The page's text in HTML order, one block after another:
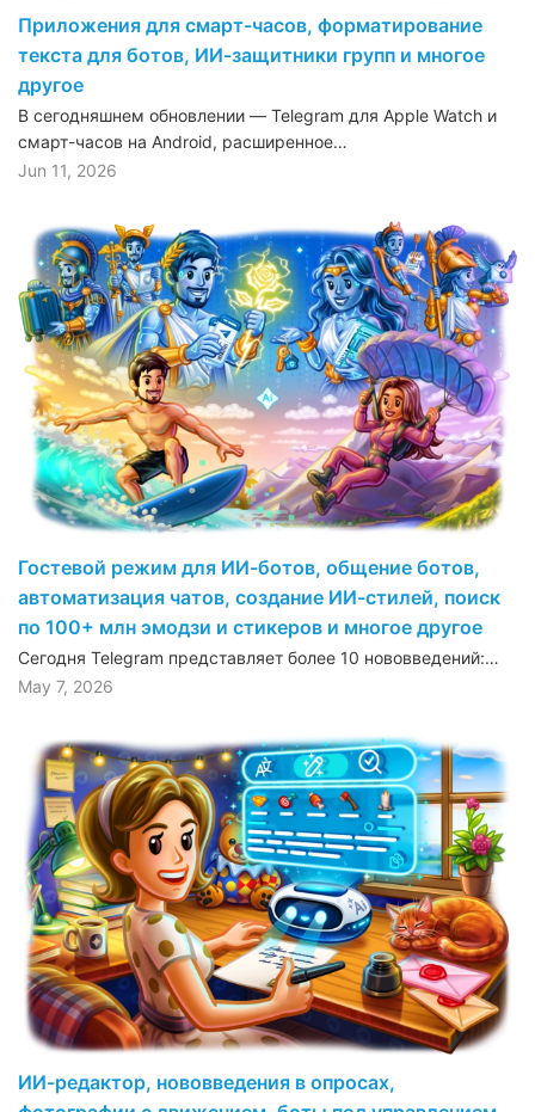
Приложения для смарт-часов, форматирование
текста для ботов, ИИ-защитники групп и многое
другое
В сегодняшнем обновлении — Telegram для Apple Watch и
смарт-часов на Android, расширенное…
Jun 11, 2026
Гостевой режим для ИИ-ботов, общение ботов,
автоматизация чатов, создание ИИ-стилей, поиск
по 100+ млн эмодзи и стикеров и многое другое
Сегодня Telegram представляет более 10 нововведений:…
May 7, 2026
ИИ-редактор, нововведения в опросах,